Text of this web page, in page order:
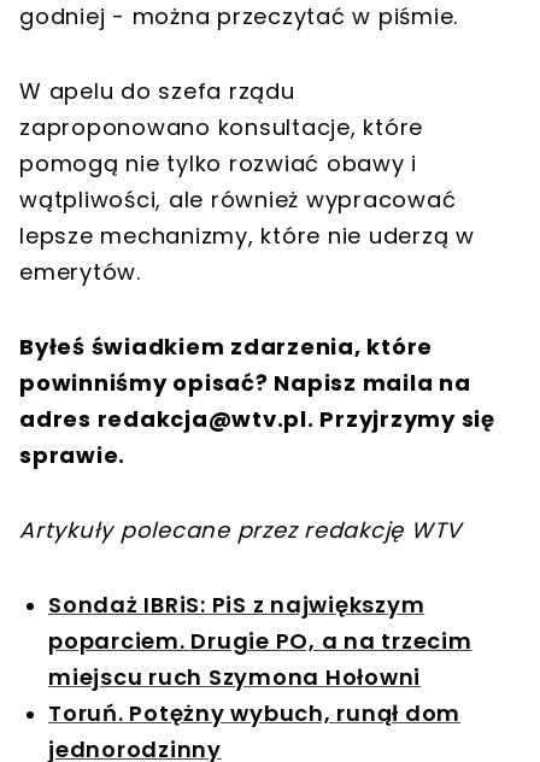
godniej - można przeczytać w piśmie.
W apelu do szefa rządu
zaproponowano konsultacje, które
pomogą nie tylko rozwiać obawy i
wątpliwości, ale również wypracować
lepsze mechanizmy, które nie uderzą w
emerytów.
Byłeś świadkiem zdarzenia, które
powinniśmy opisać? Napisz maila na
adres redakcja@wtv.pl. Przyjrzymy się
sprawie.
Artykuły polecane przez redakcję WTV
Sondaż IBRiS: PiS z największym
poparciem. Drugie PO, a na trzecim
miejscu ruch Szymona Hołowni
Toruń. Potężny wybuch, runął dom
jednorodzinny